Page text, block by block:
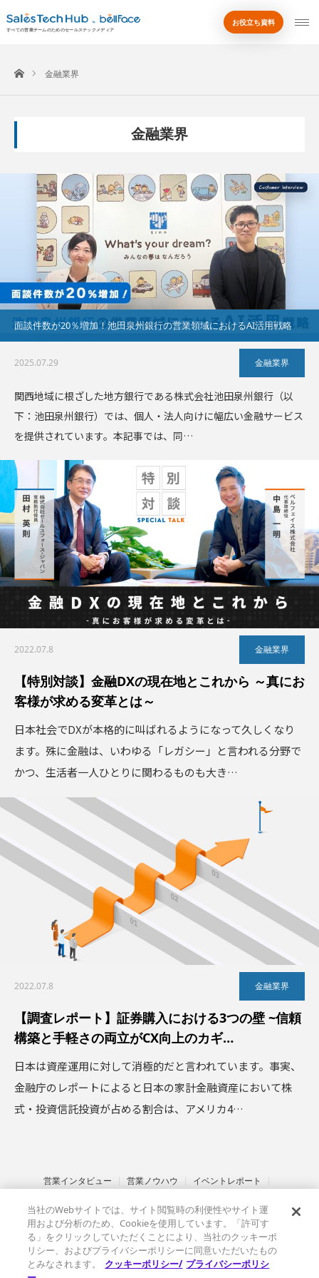
by
すべての営業チームのためのセールステックメディア
お役立ち資料
ホーム金融業界
金融業界
面談件数が20％増加！池田泉州銀行の営業領域におけるAI活用戦略
2025.07.29 金融業界
関西地域に根ざした地方銀行である株式会社池田泉州銀行（以
下：池田泉州銀行）では、個人・法人向けに幅広い金融サービス
を提供されています。本記事では、同…
2022.07.8 金融業界
【特別対談】金融DXの現在地とこれから ～真にお
客様が求める変革とは～
日本社会でDXが本格的に叫ばれるようになって久しくなり
ます。殊に金融は、いわゆる「レガシー」と言われる分野で
かつ、生活者一人ひとりに関わるものも大き…
2022.07.8 金融業界
【調査レポート】証券購入における3つの壁 ~信頼
構築と手軽さの両立がCX向上のカギ…
日本は資産運用に対して消極的だと言われています。事実、
金融庁のレポートによると日本の家計金融資産において株
式・投資信託投資が占める割合は、アメリカ4…
営業インタビュー 営業ノウハウ
イベントレポート
その他
ベルフェイスとは
情報セキュリティ基本方針
プライバシーポリシー
クッキーポリシー
当社のWebサイトでは、サイト閲覧時の利便性やサイト運
用および分析のため、Cookieを使用しています。「許可す
る」をクリックしていただくことにより、当社のクッキーポ
リシー、およびプライバシーポリシーに同意いただいたもの
とみなされます。
クッキーポリシー/ プライバシーポリシ